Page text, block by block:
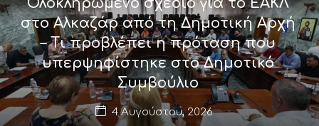
στο Αλκαζάρ από τη Δημοτική Αρχή
– Τι προβλέπει η πρόταση που
υπερψηφίστηκε στο Δημοτικό
Συμβούλιο
4 Αυγούστου, 2026